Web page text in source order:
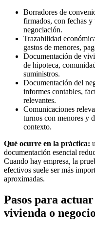
Borradores de
firmados, con fechas y
negociación.
Trazabilidad
gastos de menores,
Documentación de
de hipoteca,
suministros.
Documentación del
informes contables,
relevantes.
Comunicaciones
turnos con menores y
contexto.
Qué ocurre en la práctica:
documentación esencial
Cuando hay empresa, la
efectivos suele ser más
aproximadas.
Pasos para
vivienda o